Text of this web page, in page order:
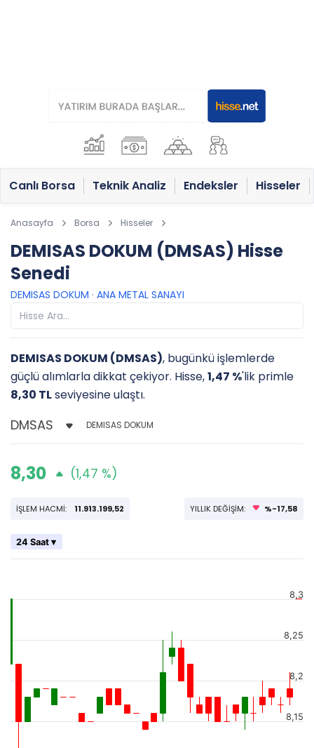
Canlı Borsa Teknik Analiz Endeksler Hisseler
Anasayfa Borsa Hisseler
DEMISAS DOKUM (DMSAS) Hisse
Senedi
DEMISAS DOKUM · ANA METAL SANAYI
DEMISAS DOKUM (DMSAS), bugünkü işlemlerde
güçlü alımlarla dikkat çekiyor. Hisse,1,47 %'lik primle
8,30 TLseviyesine ulaştı.
DEMISAS DOKUM
8,30 (1,47 %)
İŞLEM HACMİ: 11.913.199,52 YILLIK DEĞİŞİM: %-17,58
24 Saat ▾
8,15
8,2
8,25
8,3